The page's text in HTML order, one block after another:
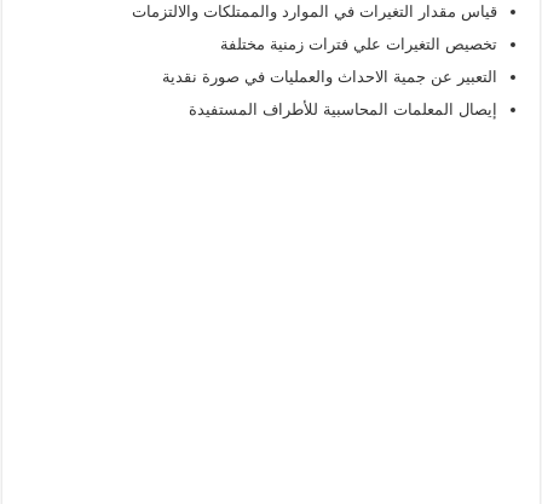
قياس مقدار التغيرات في الموارد والممتلكات والالتزمات
تخصيص التغيرات علي فترات زمنية مختلفة
التعبير عن جمية الاحداث والعمليات في صورة نقدية
إيصال المعلمات المحاسبية للأطراف المستفيدة